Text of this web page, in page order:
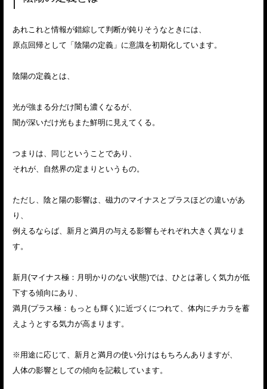
あれこれと情報が錯綜して判断が鈍りそうなときには、
原点回帰として「陰陽の定義」に意識を初期化しています。
陰陽の定義とは、
光が強まる分だけ闇も濃くなるが、
闇が深いだけ光もまた鮮明に見えてくる。
つまりは、同じということであり、
それが、自然界の定まりというもの。
ただし、陰と陽の影響は、磁力のマイナスとプラスほどの違いがあ
り、
例えるならば、新月と満月の与える影響もそれぞれ大きく異なりま
す。
新月(マイナス極：月明かりのない状態)では、ひとは著しく気力が低
下する傾向にあり、
満月(プラス極：もっとも輝く)に近づくにつれて、体内にチカラを蓄
えようとする気力が高まります。
※用途に応じて、新月と満月の使い分けはもちろんありますが、
人体の影響としての傾向を記載しています。